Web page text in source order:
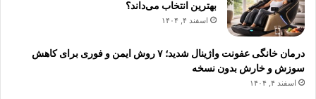
بهترین انتخاب می‌داند؟
اسفند ۴, ۱۴۰۴
درمان خانگی عفونت واژینال شدید؛ ۷ روش ایمن و فوری برای کاهش
سوزش و خارش بدون نسخه
اسفند ۴, ۱۴۰۴